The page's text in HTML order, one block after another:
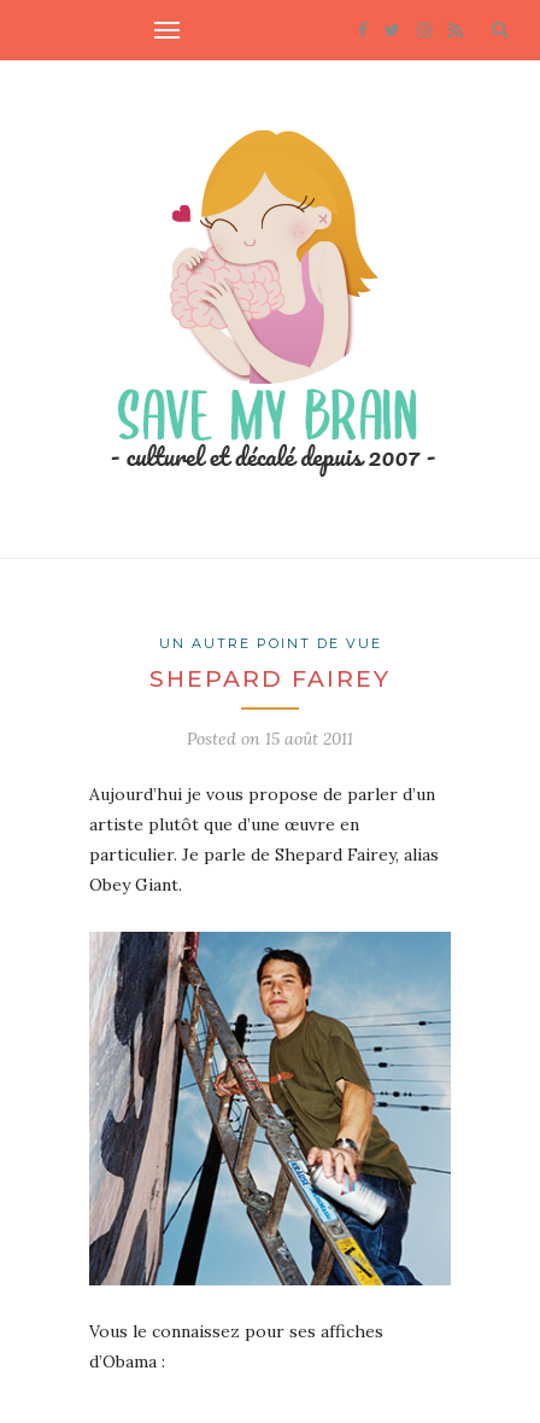
UN AUTRE POINT DE VUE
SHEPARD FAIREY
Posted on 15 août 2011
Aujourd’hui je vous propose de parler d’un
artiste plutôt que d’une œuvre en
particulier. Je parle de Shepard Fairey, alias
Obey Giant.
Vous le connaissez pour ses affiches
d’Obama :